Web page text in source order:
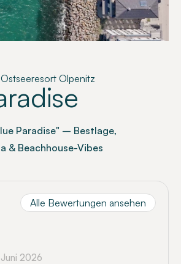
Olpenitz
Paradise" – Bestlage,
& Beachhouse-Vibes
Alle Bewertungen ansehen
2026